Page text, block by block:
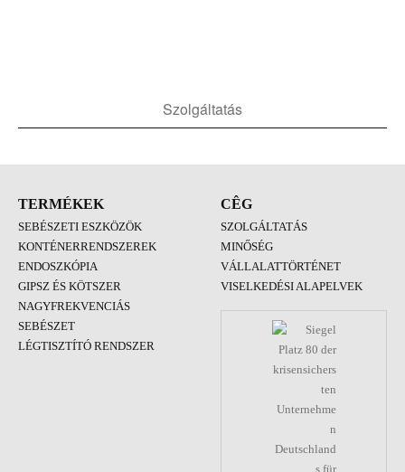
Szolgáltatás
TERMÉKEK
SEBÉSZETI ESZKÖZÖK
KONTÉNERRENDSZEREK
ENDOSZKÓPIA
GIPSZ ÉS KÖTSZER
NAGYFREKVENCIÁS
SEBÉSZET
LÉGTISZTÍTÓ RENDSZER
CÊG
SZOLGÁLTATÁS
MINŐSÉG
VÁLLALATTÖRTÉNET
VISELKEDÉSI ALAPELVEK